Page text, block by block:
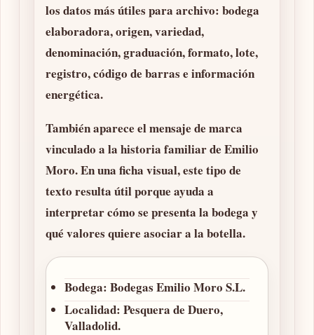
los datos más útiles para archivo: bodega
elaboradora, origen, variedad,
denominación, graduación, formato, lote,
registro, código de barras e información
energética.
También aparece el mensaje de marca
vinculado a la historia familiar de Emilio
Moro. En una ficha visual, este tipo de
texto resulta útil porque ayuda a
interpretar cómo se presenta la bodega y
qué valores quiere asociar a la botella.
Bodega: Bodegas Emilio Moro S.L.
Localidad: Pesquera de Duero,
Valladolid.